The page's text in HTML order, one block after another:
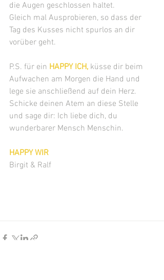
die Augen geschlossen haltet.
Gleich mal Ausprobieren, so dass der
Tag des Kusses nicht spurlos an dir
vorüber geht.
P.S. für ein HAPPY ICH, küsse dir beim
Aufwachen am Morgen die Hand und
lege sie anschließend auf dein Herz.
Schicke deinen Atem an diese Stelle
und sage dir: Ich liebe dich, du
wunderbarer Mensch Menschin.
HAPPY WIR
Birgit & Ralf